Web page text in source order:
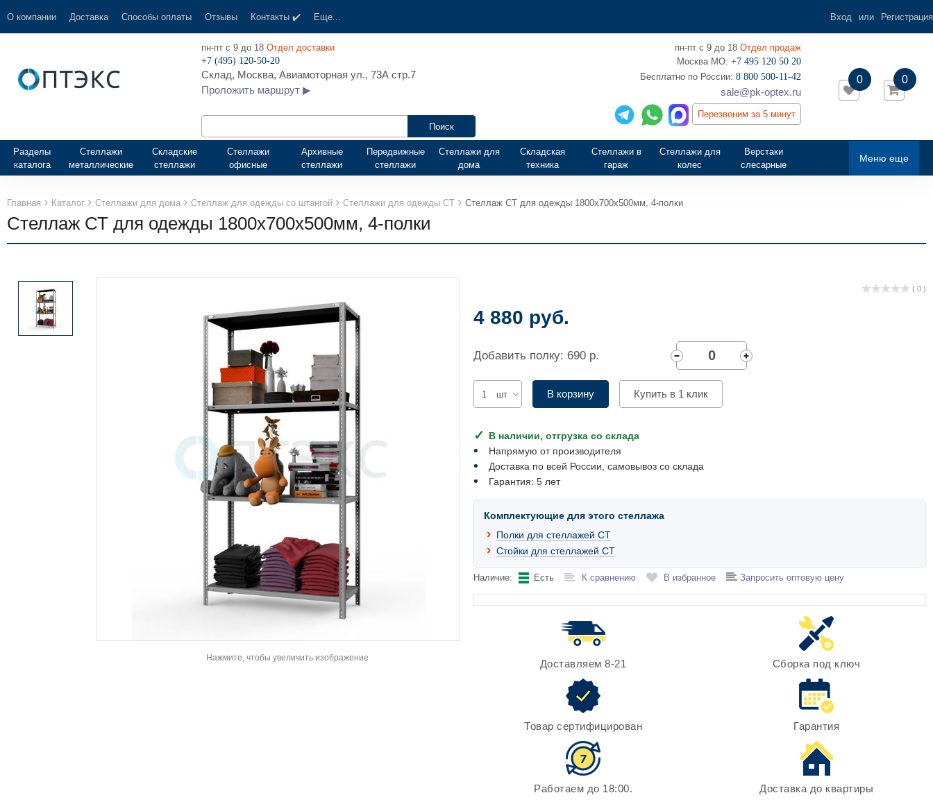
О компании Доставка Способы оплаты Отзывы Контакты ✔️ Еще... Вход или Регистрация
пн-пт с 9 до 18 Отдел доставки
+7 (495) 120-50-20
Склад, Москва, Авиамоторная ул., 73А стр.7
Проложить маршрут ▶
пн-пт с 9 до 18 Отдел продаж
Москва МО: +7 495 120 50 20
‎Бесплатно по России: 8 800 500-11-42
sale@pk-optex.ru
Перезвоним за 5 минут
0
0
Меню еще
Разделы
каталога
Стеллажи
металлические
Складские
стеллажи
Стеллажи
офисные
Архивные
стеллажи
Передвижные
стеллажи
Стеллажи для
дома
Складская
техника
Стеллажи в
гараж
Стеллажи для
колес
Верстаки
слесарные
Главная Каталог Стеллажи для дома Стеллаж для одежды со штангой Стеллажи для одежды СТ Стеллаж СТ для одежды 1800х700х500мм, 4-полки
Стеллаж СТ для одежды 1800х700х500мм, 4-полки
Нажмите, чтобы увеличить изображение
( 0 )
4 880 руб.
Добавить полку: 690 р.
шт В корзину Купить в 1 клик
В наличии, отгрузка со склада
Напрямую от производителя
Доставка по всей России, самовывоз со склада
Гарантия: 5 лет
Комплектующие для этого стеллажа
Полки для стеллажей СТ
Стойки для стеллажей СТ
Наличие: Есть К сравнению В избранное Запросить оптовую цену
Доставляем 8-21 Сборка под ключ
Товар сертифицирован Гарантия
Работаем до 18:00. Доставка до квартиры